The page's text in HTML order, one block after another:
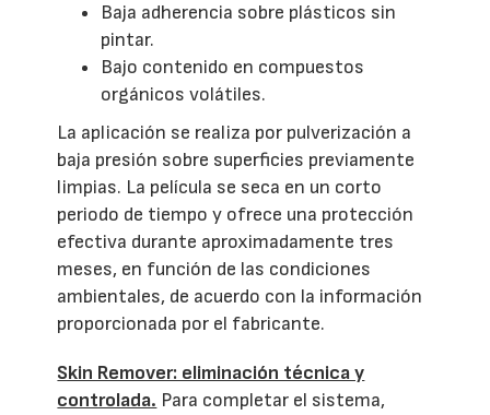
Baja adherencia sobre plásticos sin
pintar.
Bajo contenido en compuestos
orgánicos volátiles.
La aplicación se realiza por pulverización a
baja presión sobre superficies previamente
limpias. La película se seca en un corto
periodo de tiempo y ofrece una protección
efectiva durante aproximadamente tres
meses, en función de las condiciones
ambientales, de acuerdo con la información
proporcionada por el fabricante.
Skin Remover: eliminación técnica y
controlada. Para completar el sistema,